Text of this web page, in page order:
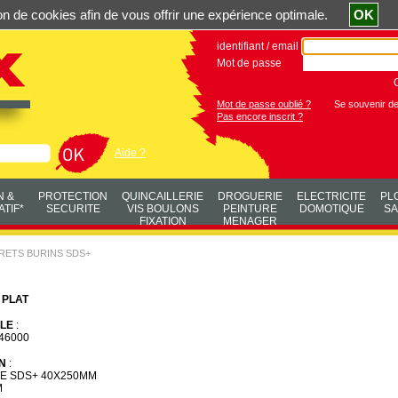
Aide ?
identifiant / email
Mot de passe
Mot de passe oublié ?
Se souvenir
Pas encore inscrit ?
&
PROTECTION
SECURITE
QUINCAILLERIE
VIS BOULONS
FIXATION
DROGUERIE
PEINTURE
MENAGER
ELECTRICITE
DOMOTIQUE
BURINS SDS+
:
:
SDS+ 40X250MM
de cookies afin de vous offrir une expérience optimale. OK